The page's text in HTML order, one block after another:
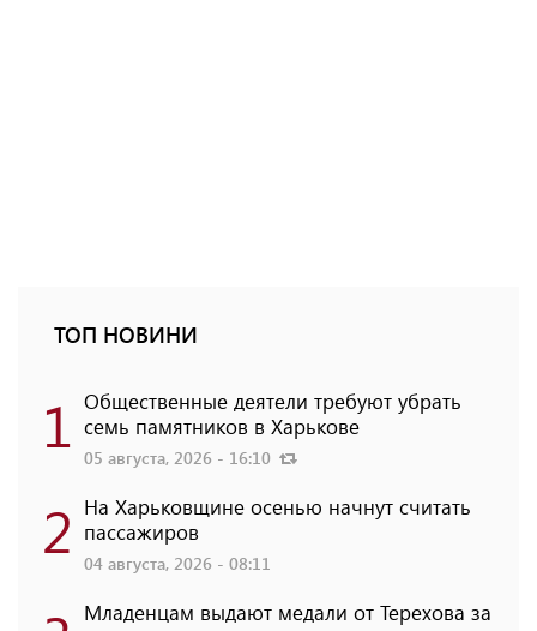
ТОП НОВИНИ
1 Общественные деятели требуют убрать
семь памятников в Харькове
05 августа, 2026 - 16:10
2 На Харьковщине осенью начнут считать
пассажиров
04 августа, 2026 - 08:11
Младенцам выдают медали от Терехова за